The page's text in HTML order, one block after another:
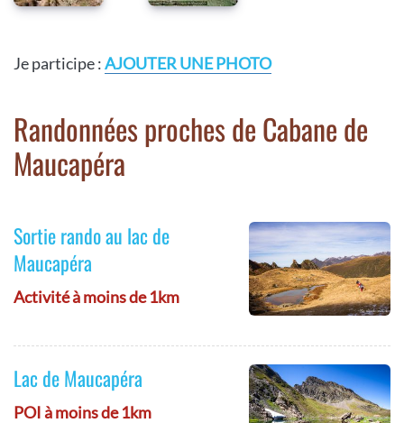
Je participe :AJOUTER UNE PHOTO
Randonnées proches de Cabane de
Maucapéra
Sortie rando au lac de
Maucapéra
Activité à moins de 1km
Lac de Maucapéra
POI à moins de 1km